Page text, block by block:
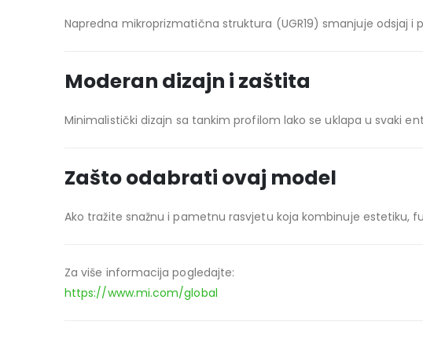
Napredna mikroprizmatična struktura (UGR19) smanjuje odsjaj
Moderan dizajn i zaštita
Minimalistički dizajn sa tankim profilom lako se uklapa u svaki
Zašto odabrati ovaj model
Ako tražite snažnu i pametnu rasvjetu koja kombinuje estetiku,
Za više informacija pogledajte:
https://www.mi.com/global